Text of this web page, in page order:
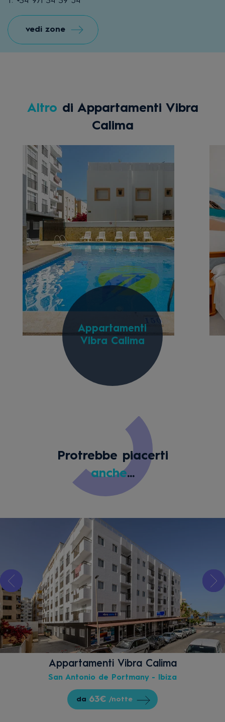
vedi zone
Altro di Appartamenti Vibra
Calima
Appartamenti
Vibra Calima
Protrebbe piacerti
anche...
Appartamenti Vibra Calima
San Antonio de Portmany - Ibiza
da 63€ /notte